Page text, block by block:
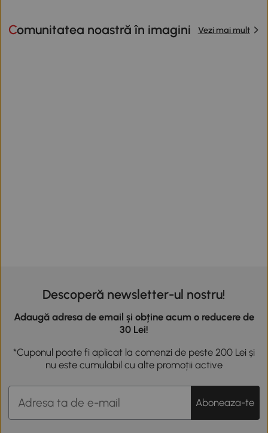
Comunitatea noastră în imagini Vezi mai mult
Descoperă newsletter-ul nostru!
Adaugă adresa de email și obține acum o reducere de
30 Lei!
*Cuponul poate fi aplicat la comenzi de peste 200 Lei și
nu este cumulabil cu alte promoții active
Aboneaza-te